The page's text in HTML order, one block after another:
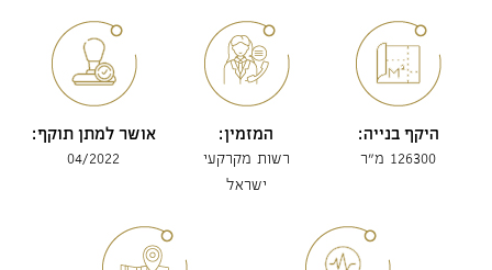
היקף בנייה:
126300 מ"ר
המזמין:
רשות מקרקעי
ישראל
אושר למתן תוקף:
04/2022